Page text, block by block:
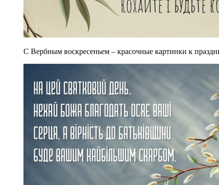
С Вербным воскресеньем – красочные картинки к